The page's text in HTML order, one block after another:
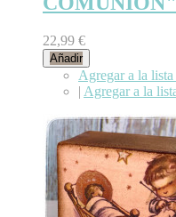
22,99 €
Añadir
Agregar a la
| Agregar a la